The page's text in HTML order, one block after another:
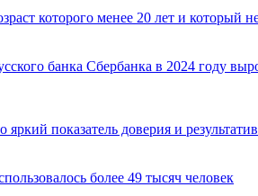
которого менее 20 лет и который
банка Сбербанка в 2024 году
показатель доверия и
более 49 тысяч человек